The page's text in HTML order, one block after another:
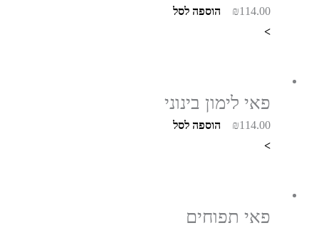
₪114.00
הוספה לסל
>
פאי לימון בינוני
₪114.00
הוספה לסל
>
פאי תפוחים